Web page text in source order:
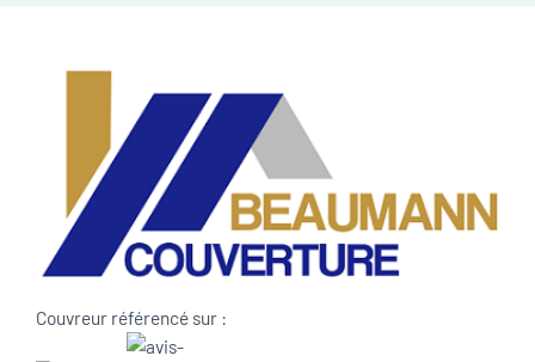
Couvreur référencé sur :